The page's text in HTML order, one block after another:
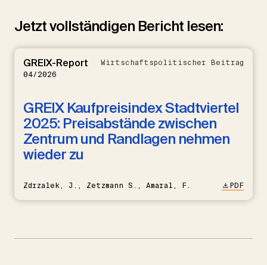
Jetzt vollständigen Bericht lesen:
GREIX-Report
04/2026
Wirtschaftspolitischer Beitrag
GREIX Kaufpreisindex Stadtviertel
2025: Preisabstände zwischen
Zentrum und Randlagen nehmen
wieder zu
Zdrzalek, J., Zetzmann S., Amaral, F. PDF